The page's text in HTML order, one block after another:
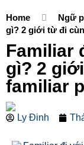
Home Ngữ
gì? 2 giới từ đi
Familiar
gì? 2
familiar
Ly Đinh